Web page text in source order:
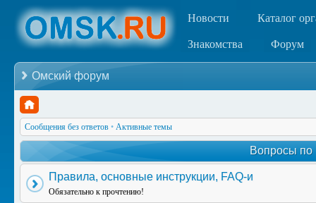
Новости Каталог
Знакомства Форум
Омский форум
Сообщения без ответов • Активные темы
Вопросы по
Правила, основные инструкции, FAQ-и
Обязательно к прочтению!